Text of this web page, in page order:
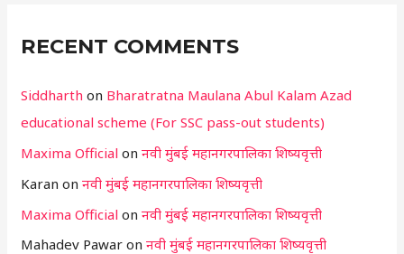
RECENT COMMENTS
Siddharth on Bharatratna Maulana Abul Kalam Azad
educational scheme (For SSC pass-out students)
Maxima Official onनवी मुंबई महानगरपालिका शिष्यवृत्ती
Karan onनवी मुंबई महानगरपालिका शिष्यवृत्ती
Maxima Official onनवी मुंबई महानगरपालिका शिष्यवृत्ती
Mahadev Pawar onनवी मुंबई महानगरपालिका शिष्यवृत्ती